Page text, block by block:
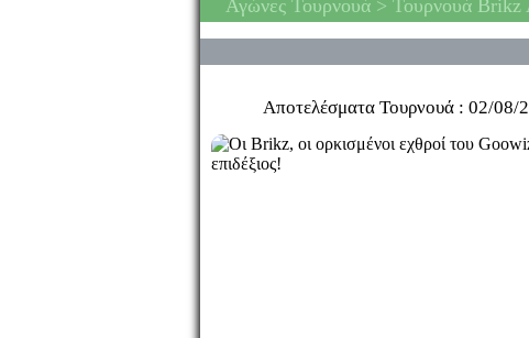
Αγώνες Τουρνουά > Τουρνουά
Αποτελέσματα Τουρνουά :02/08/